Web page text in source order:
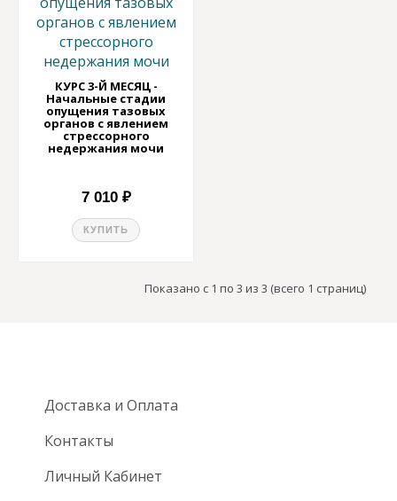
КУРС 3-Й МЕСЯЦ -
Начальные стадии
опущения тазовых
органов с явлением
стрессорного
недержания мочи
7 010 ₽
КУПИТЬ
Показано с 1 по 3 из 3 (всего 1 страниц)
Доставка и Оплата
Контакты
Личный Кабинет